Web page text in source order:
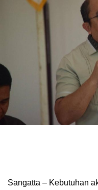
Sangatta – Kebutuhan